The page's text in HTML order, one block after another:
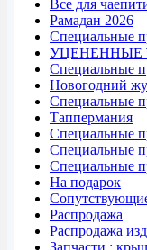
Все для
Рамадан 2026
Специальные
УЦЕНЕННЫЕ
Специальные
Новогодний
Специальные
Таппермания
Специальные
Специальные
Специальные
На подарок
Распродажа
Распродажа
Запчасти :